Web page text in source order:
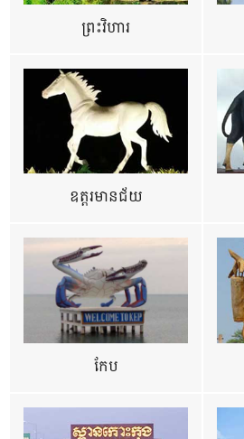
ព្រះវិហារ
ឧត្ដរមានជ័យ
កែប